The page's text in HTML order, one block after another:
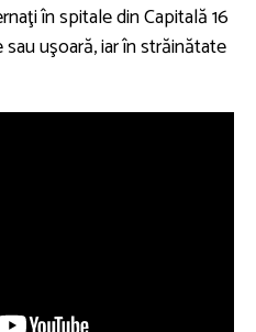
în spitale din Capitală 16
uşoară, iar în străinătate